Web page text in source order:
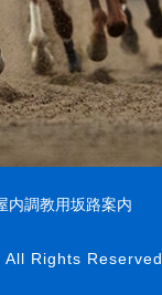
内調教用坂路案内
All Rights Reserved.